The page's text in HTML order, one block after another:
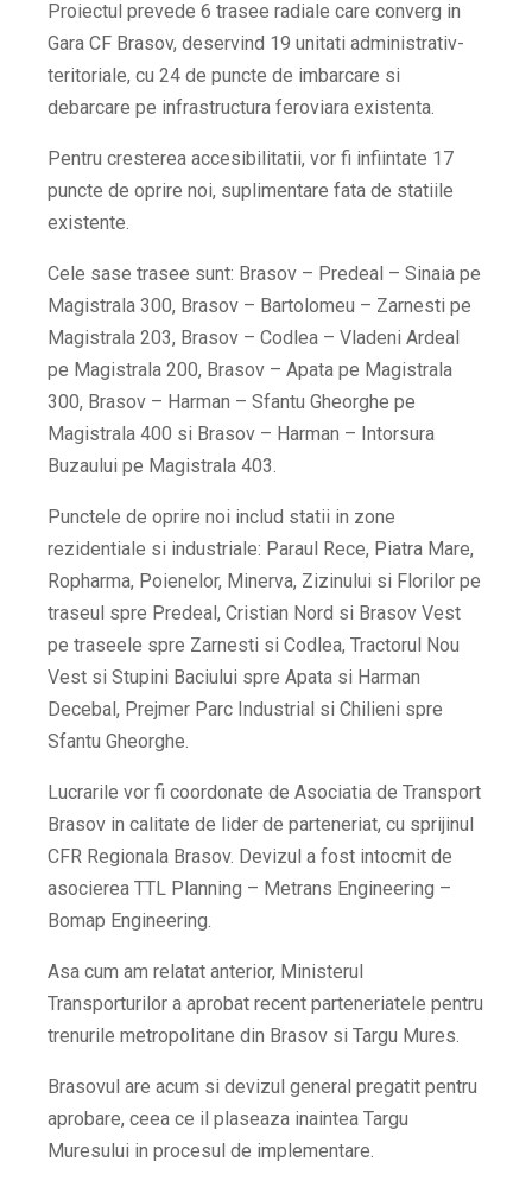
Proiectul prevede 6 trasee radiale care converg in
Gara CF Brasov, deservind 19 unitati administrativ-
teritoriale, cu 24 de puncte de imbarcare si
debarcare pe infrastructura feroviara existenta.
Pentru cresterea accesibilitatii, vor fi infiintate 17
puncte de oprire noi, suplimentare fata de statiile
existente.
Cele sase trasee sunt: Brasov – Predeal – Sinaia pe
Magistrala 300, Brasov – Bartolomeu – Zarnesti pe
Magistrala 203, Brasov – Codlea – Vladeni Ardeal
pe Magistrala 200, Brasov – Apata pe Magistrala
300, Brasov – Harman – Sfantu Gheorghe pe
Magistrala 400 si Brasov – Harman – Intorsura
Buzaului pe Magistrala 403.
Punctele de oprire noi includ statii in zone
rezidentiale si industriale: Paraul Rece, Piatra Mare,
Ropharma, Poienelor, Minerva, Zizinului si Florilor pe
traseul spre Predeal, Cristian Nord si Brasov Vest
pe traseele spre Zarnesti si Codlea, Tractorul Nou
Vest si Stupini Baciului spre Apata si Harman
Decebal, Prejmer Parc Industrial si Chilieni spre
Sfantu Gheorghe.
Lucrarile vor fi coordonate de Asociatia de Transport
Brasov in calitate de lider de parteneriat, cu sprijinul
CFR Regionala Brasov. Devizul a fost intocmit de
asocierea TTL Planning – Metrans Engineering –
Bomap Engineering.
Asa cum am relatat anterior, Ministerul
Transporturilor a aprobat recent parteneriatele pentru
trenurile metropolitane din Brasov si Targu Mures.
Brasovul are acum si devizul general pregatit pentru
aprobare, ceea ce il plaseaza inaintea Targu
Muresului in procesul de implementare.